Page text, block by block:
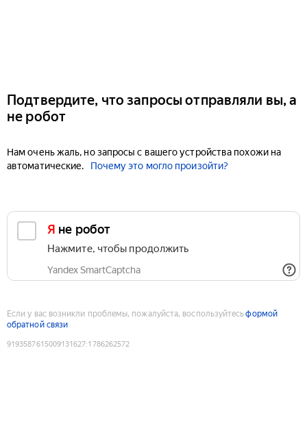
Подтвердите, что запросы отправляли вы, а
не робот
Нам очень жаль, но запросы с вашего устройства похожи на
автоматические.
Почему это могло произойти?
Я не робот
Нажмите, чтобы продолжить
Yandex SmartCaptcha
Если у вас возникли проблемы, пожалуйста, воспользуйтесьформой
обратной связи
9193587615009131627:1786262572